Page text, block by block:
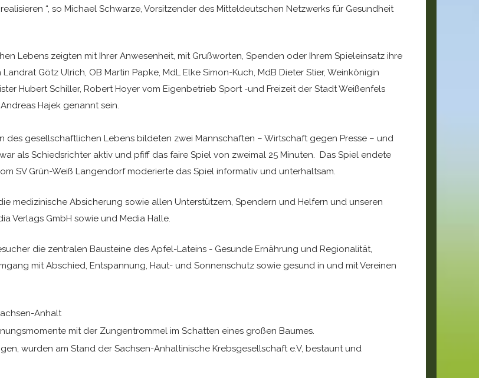
“, so Michael Schwarze, Vorsitzender des Mitteldeutschen Netzwerks für Gesundheit
Lebens zeigten mit Ihrer Anwesenheit, mit Grußworten, Spenden oder Ihrem Spieleinsatz ihre
Götz Ulrich, OB Martin Papke, MdL Elke Simon-Kuch, MdB Dieter Stier, Weinkönigin
Hubert Schiller, Robert Hoyer vom Eigenbetrieb Sport -und Freizeit der Stadt Weißenfels
Hajek genannt sein.
des gesellschaftlichen Lebens bildeten zwei Mannschaften – Wirtschaft gegen Presse – und
als Schiedsrichter aktiv und pfiff das faire Spiel von zweimal 25 Minuten. Das Spiel endete
SV Grün-Weiß Langendorf moderierte das Spiel informativ und unterhaltsam.
medizinische Absicherung sowie allen Unterstützern, Spendern und Helfern und unseren
Verlags GmbH sowie und Media Halle.
die zentralen Bausteine des Apfel-Lateins - Gesunde Ernährung und Regionalität,
mit Abschied, Entspannung, Haut- und Sonnenschutz sowie gesund in und mit Vereinen
Anhalt
mit der Zungentrommel im Schatten eines großen Baumes.
wurden am Stand der Sachsen-Anhaltinische Krebsgesellschaft e.V, bestaunt und